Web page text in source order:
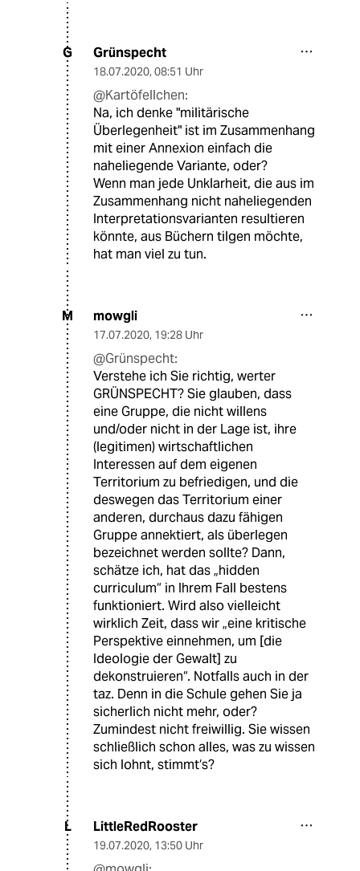
G Grünspecht
18.07.2020, 08:51 Uhr
@Kartöfellchen:
Na, ich denke "militärische
Überlegenheit" ist im Zusammenhang
mit einer Annexion einfach die
naheliegende Variante, oder?
Wenn man jede Unklarheit, die aus im
Zusammenhang nicht naheliegenden
Interpretationsvarianten resultieren
könnte, aus Büchern tilgen möchte,
hat man viel zu tun.
M mowgli
17.07.2020, 19:28 Uhr
@Grünspecht:
Verstehe ich Sie richtig, werter
GRÜNSPECHT? Sie glauben, dass
eine Gruppe, die nicht willens
und/oder nicht in der Lage ist, ihre
(legitimen) wirtschaftlichen
Interessen auf dem eigenen
Territorium zu befriedigen, und die
deswegen das Territorium einer
anderen, durchaus dazu fähigen
Gruppe annektiert, als überlegen
bezeichnet werden sollte? Dann,
schätze ich, hat das „hidden
curriculum“ in Ihrem Fall bestens
funktioniert. Wird also vielleicht
wirklich Zeit, dass wir „eine kritische
Perspektive einnehmen, um [die
Ideologie der Gewalt] zu
dekonstruieren“. Notfalls auch in der
taz. Denn in die Schule gehen Sie ja
sicherlich nicht mehr, oder?
Zumindest nicht freiwillig. Sie wissen
schließlich schon alles, was zu wissen
sich lohnt, stimmt‘s?
L LittleRedRooster
19.07.2020, 13:50 Uhr